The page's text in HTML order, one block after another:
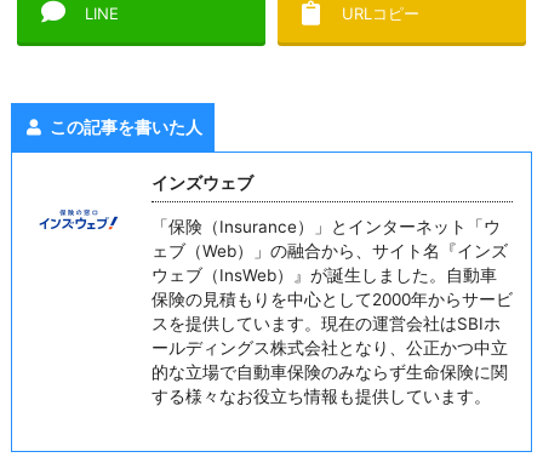
LINE URLコピー
この記事を書いた人
インズウェブ
「保険（Insurance）」とインターネット「ウ
ェブ（Web）」の融合から、サイト名『インズ
ウェブ（InsWeb）』が誕生しました。自動車
保険の見積もりを中心として2000年からサービ
スを提供しています。現在の運営会社はSBIホ
ールディングス株式会社となり、公正かつ中立
的な立場で自動車保険のみならず生命保険に関
する様々なお役立ち情報も提供しています。